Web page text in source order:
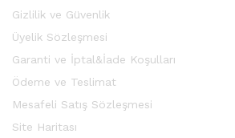
Gizlilik ve Güvenlik
Üyelik Sözleşmesi
Garanti ve İptal&İade Koşulları
Ödeme ve Teslimat
Mesafeli Satış Sözleşmesi
Site Haritası